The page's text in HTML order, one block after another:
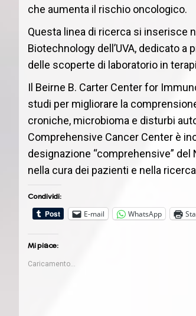
che aumenta il rischio oncologico.
Questa linea di ricerca si inserisce
Biotechnology dell’UVA, dedicato
delle scoperte di laboratorio in
Il Beirne B. Carter Center for
studi per migliorare la
croniche, microbioma e disturbi
Comprehensive Cancer Center è
designazione “comprehensive”
nella cura dei pazienti e nella
Condividi:
E-mail
WhatsApp
Mi piace:
Caricamento...